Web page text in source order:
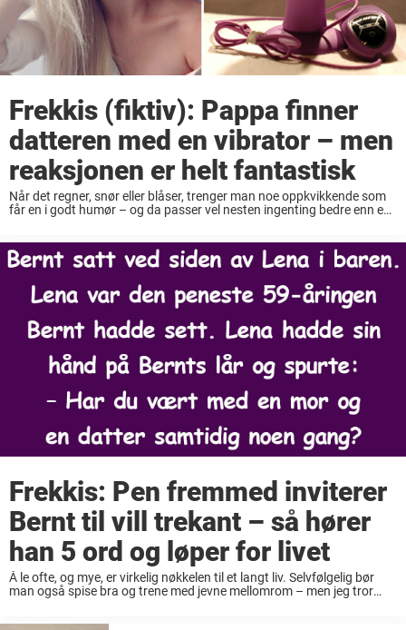
Frekkis (fiktiv): Pappa finner
datteren med en vibrator – men
reaksjonen er helt fantastisk
Når det regner, snør eller blåser, trenger man noe oppkvikkende som
får en i godt humør – og da passer vel nesten ingenting bedre enn en
Frekkis: Pen fremmed inviterer
Bernt til vill trekant – så hører
han 5 ord og løper for livet
Å le ofte, og mye, er virkelig nøkkelen til et langt liv. Selvfølgelig bør
man også spise bra og trene med jevne mellomrom – men jeg tror